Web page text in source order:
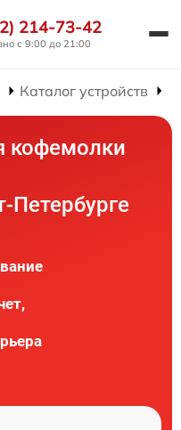
214-73-42
с 9:00 до 21:00
Каталог устройств
кофемолки
Петербурге